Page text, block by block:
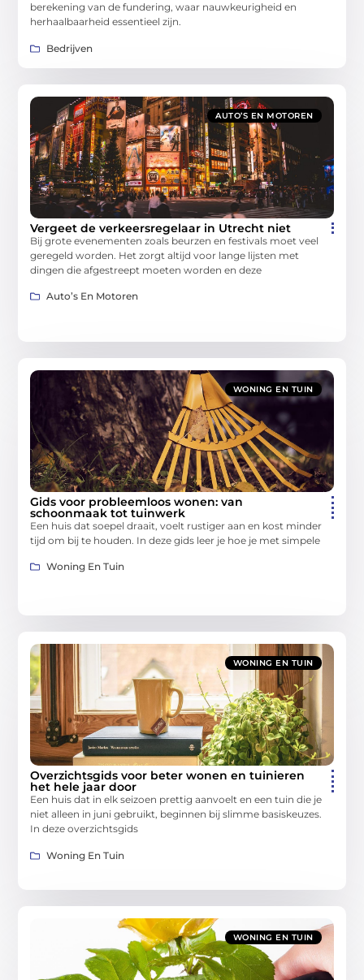
berekening van de fundering, waar nauwkeurigheid en
herhaalbaarheid essentieel zijn.
Bedrijven
AUTO’S EN MOTOREN
Vergeet de verkeersregelaar in Utrecht niet
Bij grote evenementen zoals beurzen en festivals moet veel
geregeld worden. Het zorgt altijd voor lange lijsten met
dingen die afgestreept moeten worden en deze
Auto’s En Motoren
WONING EN TUIN
Gids voor probleemloos wonen: van
schoonmaak tot tuinwerk
Een huis dat soepel draait, voelt rustiger aan en kost minder
tijd om bij te houden. In deze gids leer je hoe je met simpele
Woning En Tuin
WONING EN TUIN
Overzichtsgids voor beter wonen en tuinieren
het hele jaar door
Een huis dat in elk seizoen prettig aanvoelt en een tuin die je
niet alleen in juni gebruikt, beginnen bij slimme basiskeuzes.
In deze overzichtsgids
Woning En Tuin
WONING EN TUIN